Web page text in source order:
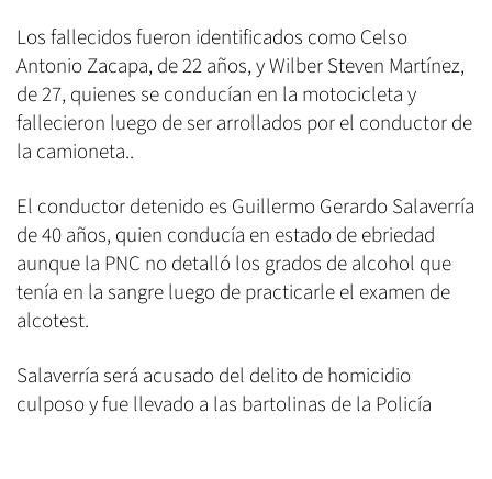
Los fallecidos fueron identificados como Celso
Antonio Zacapa, de 22 años, y Wilber Steven Martínez,
de 27, quienes se conducían en la motocicleta y
fallecieron luego de ser arrollados por el conductor de
la camioneta..
El conductor detenido es Guillermo Gerardo Salaverría
de 40 años, quien conducía en estado de ebriedad
aunque la PNC no detalló los grados de alcohol que
tenía en la sangre luego de practicarle el examen de
alcotest.
Salaverría será acusado del delito de homicidio
culposo y fue llevado a las bartolinas de la Policía